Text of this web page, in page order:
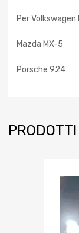
Per
Mazda MX-5
Porsche 924